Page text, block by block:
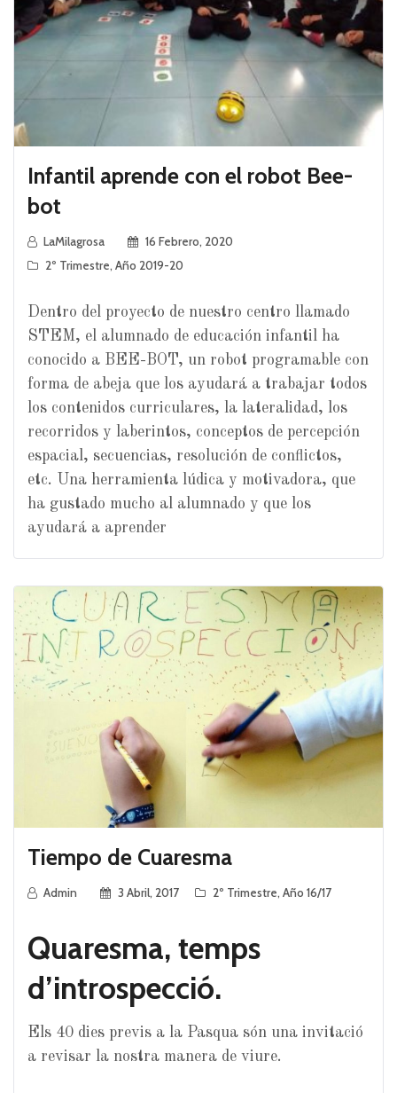
Infantil aprende con el robot Bee-
bot
LaMilagrosa
16 Febrero, 2020
2º Trimestre, Año 2019-20
Dentro del proyecto de nuestro centro llamado
STEM, el alumnado de educación infantil ha
conocido a BEE-BOT, un robot programable con
forma de abeja que los ayudará a trabajar todos
los contenidos curriculares, la lateralidad, los
recorridos y laberintos, conceptos de percepción
espacial, secuencias, resolución de conflictos,
etc. Una herramienta lúdica y motivadora, que
ha gustado mucho al alumnado y que los
ayudará a aprender
Tiempo de Cuaresma
Admin 3 Abril, 2017 2º Trimestre, Año 16/17
Quaresma, temps
d’introspecció.
Els 40 dies previs a la Pasqua són una invitació
a revisar la nostra manera de viure.